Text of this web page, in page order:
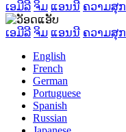
ເອມີລີ ຈິມ ແອນນີ ຄວາມສຸກ
ເອມີລີ ຈິມ ແອນນີ ຄວາມສຸກ
English
French
German
Portuguese
Spanish
Russian